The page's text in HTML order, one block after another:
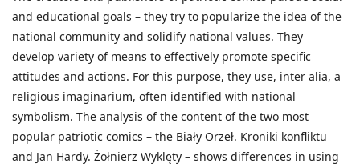
and educational goals – they try to popularize the idea of the
national community and solidify national values. They
develop variety of means to effectively promote specific
attitudes and actions. For this purpose, they use, inter alia, a
religious imaginarium, often identified with national
symbolism. The analysis of the content of the two most
popular patriotic comics – the Biały Orzeł. Kroniki konfliktu
and Jan Hardy. Żołnierz Wyklęty – shows differences in using